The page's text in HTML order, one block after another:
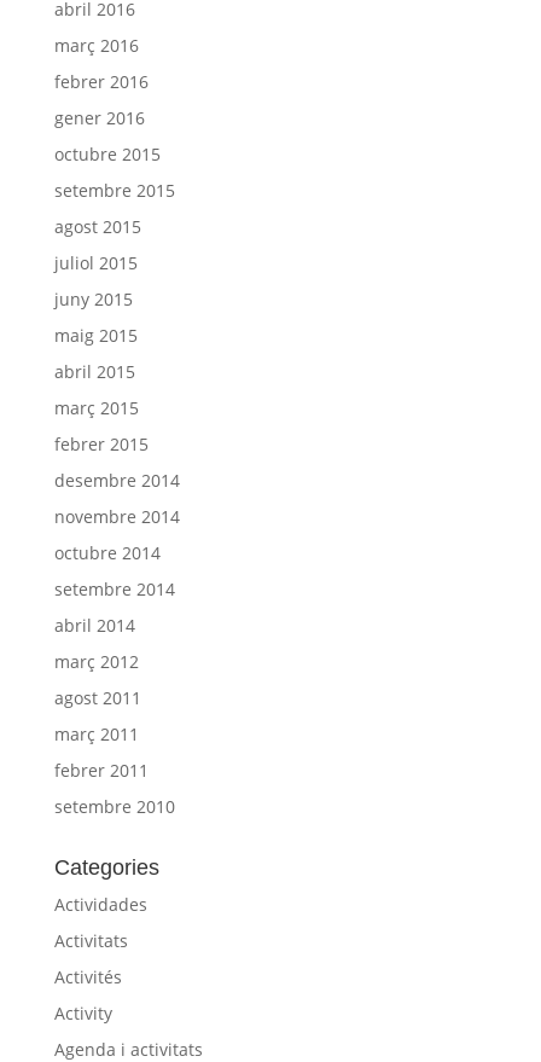
abril 2016
març 2016
febrer 2016
gener 2016
octubre 2015
setembre 2015
agost 2015
juliol 2015
juny 2015
maig 2015
abril 2015
març 2015
febrer 2015
desembre 2014
novembre 2014
octubre 2014
setembre 2014
abril 2014
març 2012
agost 2011
març 2011
febrer 2011
setembre 2010
Categories
Actividades
Activitats
Activités
Activity
Agenda i activitats